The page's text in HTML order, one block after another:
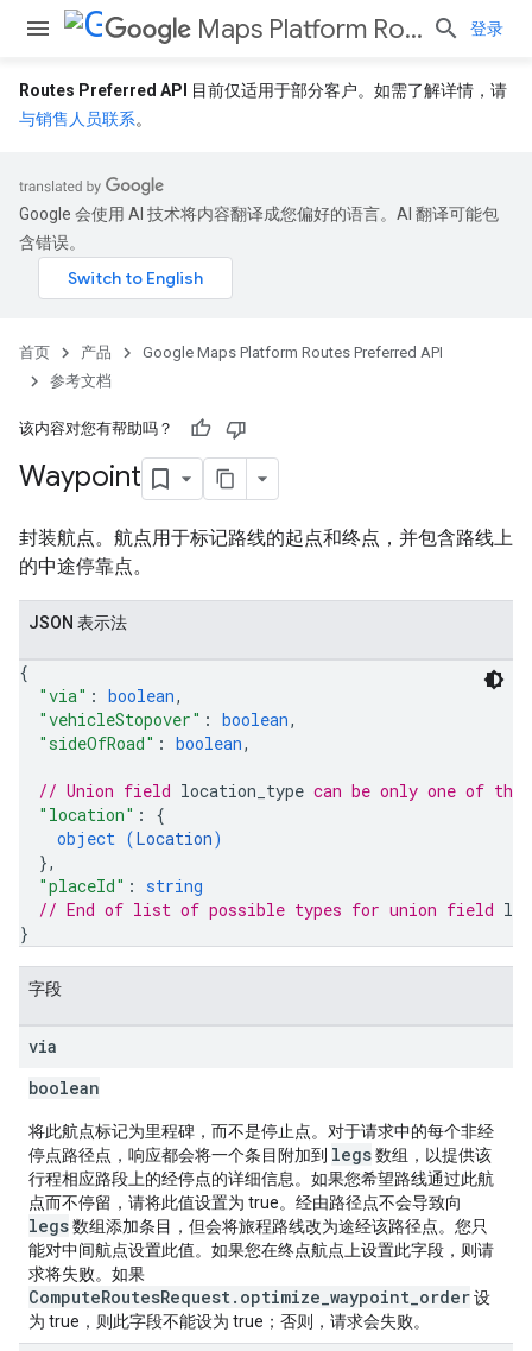
Maps Platform Routes Preferred API 登录
Routes Preferred API
目前仅适用于部分客户。如需了解详情，请
与销售人员联系。
Google 会使用 AI 技术将内容翻译成您偏好的语言。AI 翻译可能包
含错误。
首页 产品
Google Maps Platform Routes Preferred API
参考文档
该内容对您有帮助吗？
Waypoint
封装航点。航点用于标记路线的起点和终点，并包含路线上
的中途停靠点。
JSON 表示法
{
"via" : boolean,
"vehicleStopover" : boolean,
"sideOfRoad" : boolean,
// Union field location_type can be only one of
"location" : {
object (Location)
},
"placeId" : string
// End of list of possible types for union field
}
字段
via
boolean
将此航点标记为里程碑，而不是停止点。对于请求中的每个非经
停点路径点，响应都会将一个条目附加到 legs数组，以提供该
行程相应路段上的经停点的详细信息。如果您希望路线通过此航
点而不停留，请将此值设置为 true。经由路径点不会导致向
legs数组添加条目，但会将旅程路线改为途经该路径点。您只
能对中间航点设置此值。如果您在终点航点上设置此字段，则请
求将失败。如果
ComputeRoutesRequest.optimize_waypoint_order设
为 true，则此字段不能设为 true；否则，请求会失败。